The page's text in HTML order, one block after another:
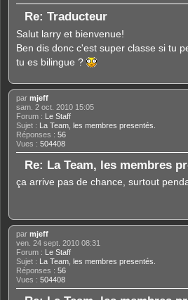
Re: Traducteur
Salut larry et bienvenue!
Ben dis donc c'est super classe si tu
tu es bilingue ?
par mjeff
sam. 2 oct. 2010 15:05
Forum : Le Staff
Sujet : La Team, les membres presentés.
Réponses : 56
Vues : 504408
Re: La Team, les membres
ça arrive pas de chance, surtout
par mjeff
ven. 24 sept. 2010 08:31
Forum :
Le Staff
Sujet :
La Team, les membres presentés.
Réponses : 56
Vues : 504408